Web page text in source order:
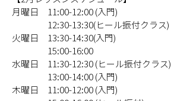
月曜日　11:00-12:00 (入門)
12:30-13:30(ヒール振付クラス)
火曜日　13:30-14:30(入門)
15:00-16:00
水曜日　11:30-12:30 (ヒール振付クラス)
13:00-14:00 (入門)
木曜日　11:00-12:00 (入門)